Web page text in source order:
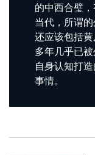
的中西合璧
当代，所谓
还应该包括
多年几乎已
自身认知打
事情。